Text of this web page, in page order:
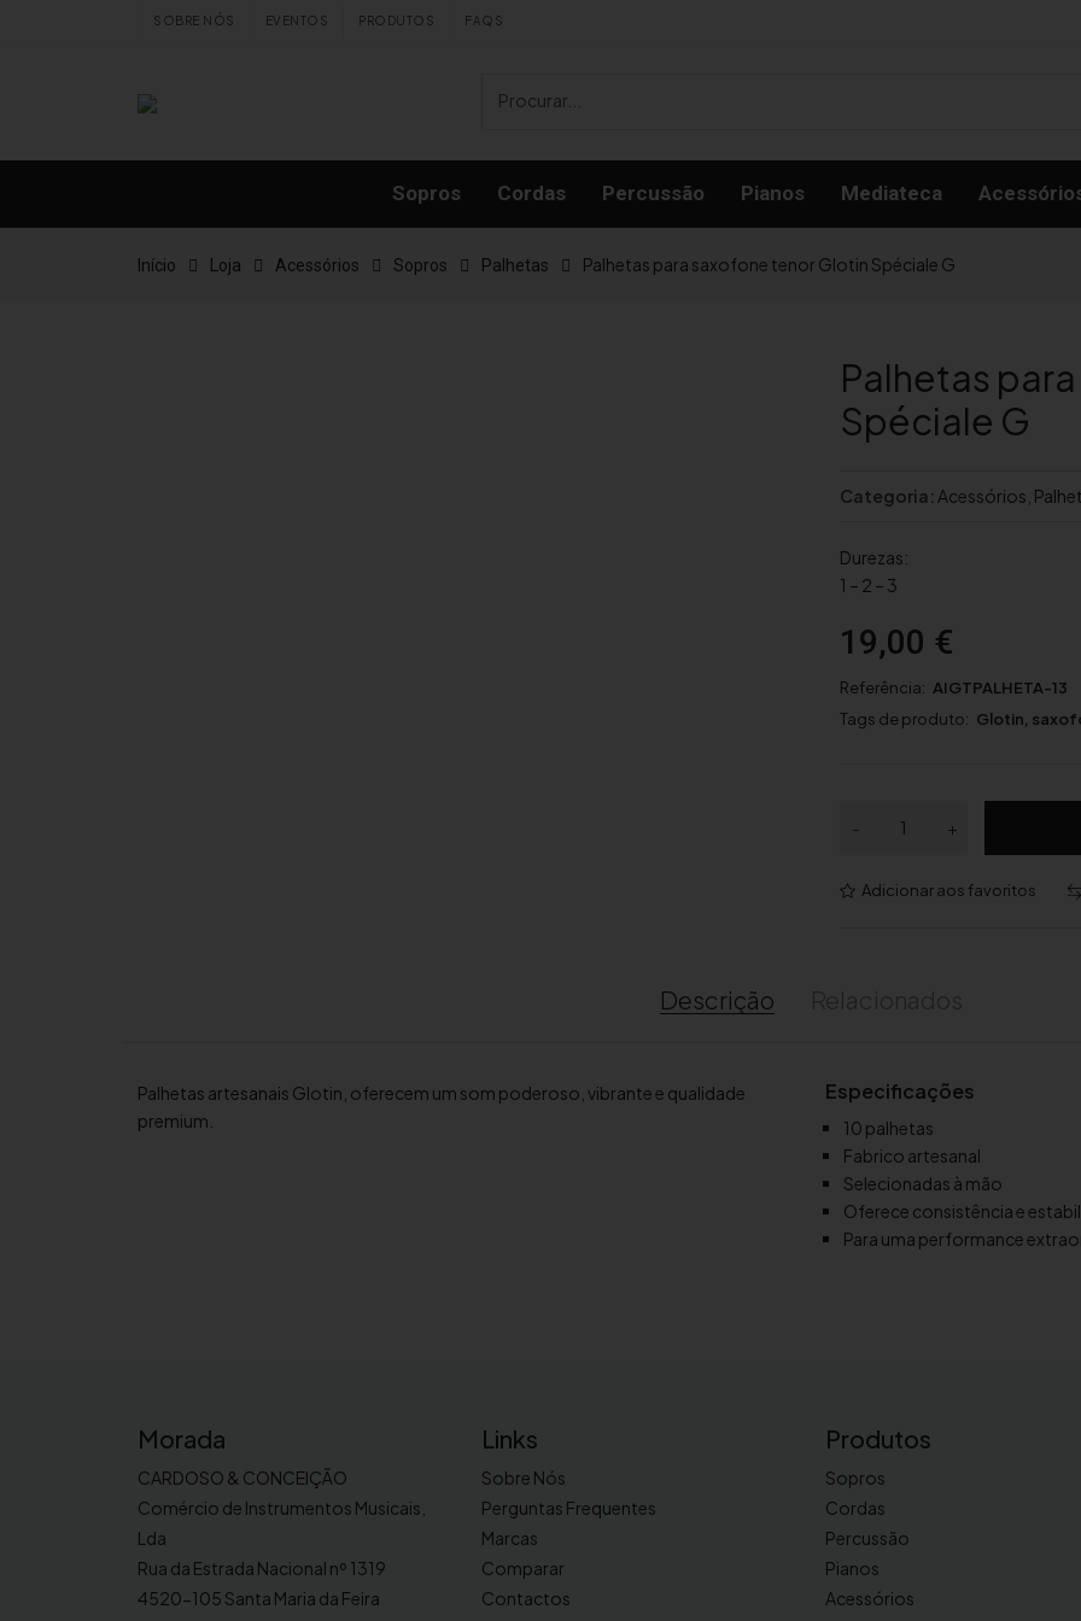
SOBRE NÓS EVENTOS PRODUTOS FAQS
Sopros Cordas Percussão Pianos Mediateca
Início Loja Acessórios Sopros Palhetas Palhetas para saxofone tenor Glotin Spéciale G
Palhetas
Spéciale G
Categoria: Acessórios
Durezas:
1 – 2 – 3
19,00 €
Referência: AIGTPALHETA-13
Tags de produto: Glotin
-
n
d
e
P
a
h
r
a
s
a
x
o
+
Adicionar aos favoritos
Descrição
Palhetas artesanais Glotin, oferecem um som poderoso, vibrante e qualidade
premium.
Especificações
10 palhetas
Fabrico artesanal
Selecionadas à mão
Oferece consistência e
Para uma performance
Morada
CARDOSO & CONCEIÇÃO
Comércio de Instrumentos Musicais,
Lda
Rua da Estrada Nacional nº 1319
4520-105 Santa Maria da Feira
Links
Sobre Nós
Perguntas Frequentes
Marcas
Comparar
Contactos
Produtos
Sopros
Cordas
Percussão
Pianos
Acessórios